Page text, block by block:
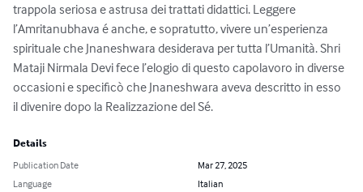
trappola seriosa e astrusa dei trattati didattici. Leggere
l’Amritanubhava é anche, e sopratutto, vivere un’esperienza
spirituale che Jnaneshwara desiderava per tutta l’Umanità. Shri
Mataji Nirmala Devi fece l’elogio di questo capolavoro in diverse
occasioni e specificò che Jnaneshwara aveva descritto in esso
il divenire dopo la Realizzazione del Sé.
Details
Publication Date
Mar 27, 2025
Language
Italian